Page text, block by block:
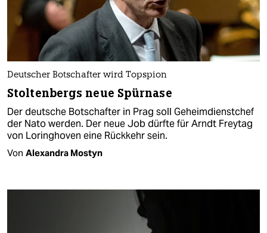
Deutscher Botschafter wird Topspion
Stoltenbergs neue Spürnase
Der deutsche Botschafter in Prag soll Geheimdienstchef
der Nato werden. Der neue Job dürfte für Arndt Freytag
von Loringhoven eine Rückkehr sein.
Von Alexandra Mostyn